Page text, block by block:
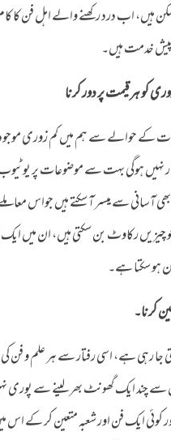
اب درد رکھنے والے اہل فن کا
خدمت ہیں۔
کو ہر قیمت پر دور کرنا
کے حوالے سے ہم میں کم
نہیں ہوگی بہت سے موضوعات پر
آسانی سے میسر آ سکتے ہیں جواس
چیزیں رکاوٹ بن سکتی ہیں، ان میں
ہو سکتا ہے۔
کرنا۔
جا رہی ہے، اسی رفتار سے ہر علم
سے چند ایک گھونٹ بھر لینے سے
کوئی ایک فن اور شعبہ متعین کر کے